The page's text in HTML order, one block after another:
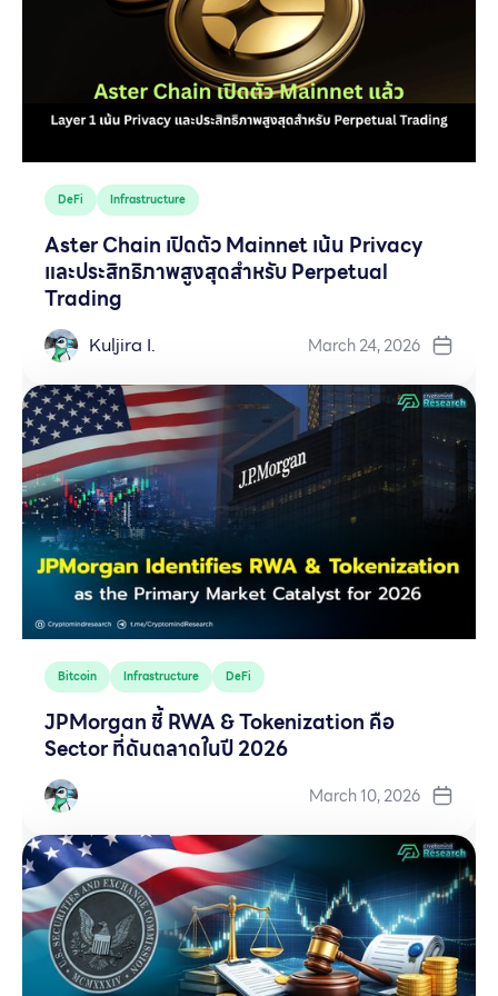
DeFi Infrastructure
Aster Chain เปิดตัว Mainnet เน้น Privacy
และประสิทธิภาพสูงสุดสำหรับ Perpetual
Trading
Kuljira I. March 24, 2026
Bitcoin Infrastructure DeFi
JPMorgan ชี้ RWA & Tokenization คือ
Sector ที่ดันตลาดในปี 2026
March 10, 2026